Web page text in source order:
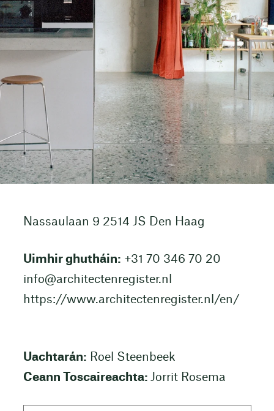
Nassaulaan 9 2514 JS Den Haag
Uimhir ghutháin: +31 70 346 70 20
info@architectenregister.nl
https://www.architectenregister.nl/en/
Uachtarán: Roel Steenbeek
Ceann Toscaireachta: Jorrit Rosema